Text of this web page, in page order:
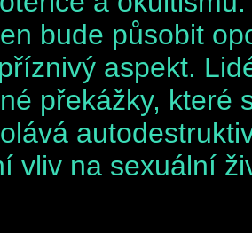
bude působit
aspekt.
překážky, které
vliv na sexuální